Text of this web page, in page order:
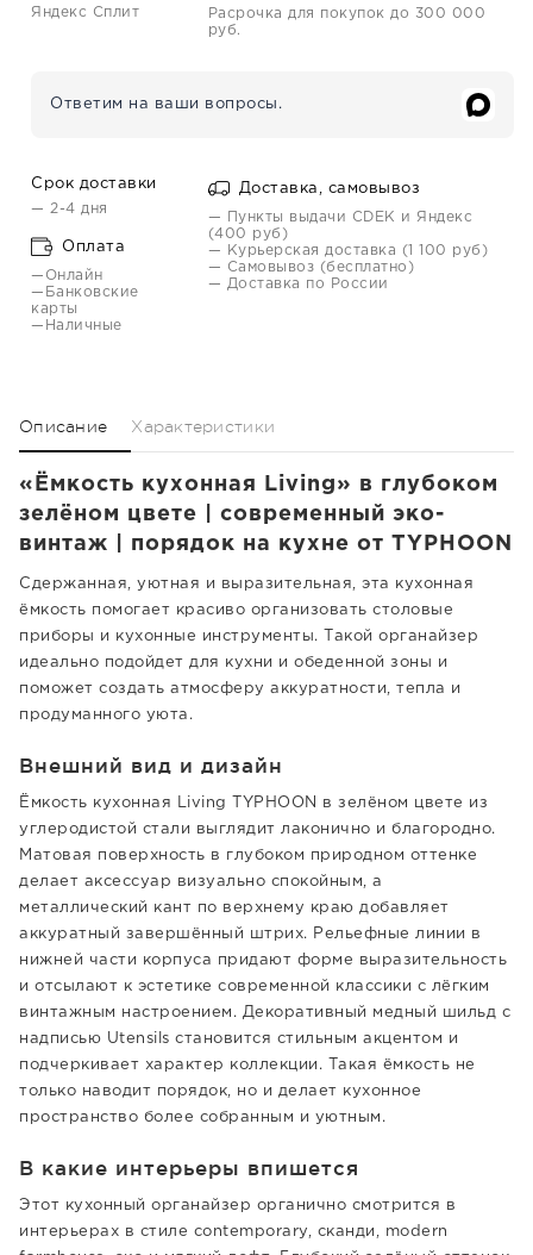
Яндекс Сплит
Расрочка для покупок до 300 000
руб.
Ответим на ваши вопросы.
Срок доставки
— 2-4 дня
Оплата
—Онлайн
—Банковские
карты
—Наличные
Доставка, самовывоз
— Пункты выдачи CDEK и Яндекс
(400 руб)
— Курьерская доставка (1 100 руб)
— Самовывоз (бесплатно)
— Доставка по России
Описание Характеристики
«Ёмкость кухонная Living» в глубоком
зелёном цвете | современный эко-
винтаж | порядок на кухне от TYPHOON
Сдержанная, уютная и выразительная, эта кухонная
ёмкость помогает красиво организовать столовые
приборы и кухонные инструменты. Такой органайзер
идеально подойдет для кухни и обеденной зоны и
поможет создать атмосферу аккуратности, тепла и
продуманного уюта.
Внешний вид и дизайн
Ёмкость кухонная Living TYPHOON в зелёном цвете из
углеродистой стали выглядит лаконично и благородно.
Матовая поверхность в глубоком природном оттенке
делает аксессуар визуально спокойным, а
металлический кант по верхнему краю добавляет
аккуратный завершённый штрих. Рельефные линии в
нижней части корпуса придают форме выразительность
и отсылают к эстетике современной классики с лёгким
винтажным настроением. Декоративный медный шильд с
надписью Utensils становится стильным акцентом и
подчеркивает характер коллекции. Такая ёмкость не
только наводит порядок, но и делает кухонное
пространство более собранным и уютным.
В какие интерьеры впишется
Этот кухонный органайзер органично смотрится в
интерьерах в стиле contemporary, сканди, modern